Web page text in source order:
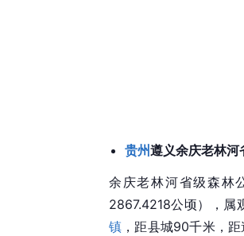
贵州遵义余庆老林河
余庆老林河省级森林
2867.4218公顷），属
镇 ，距县城90千米，